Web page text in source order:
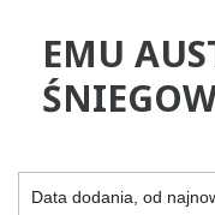
EMU
Data dodania, od